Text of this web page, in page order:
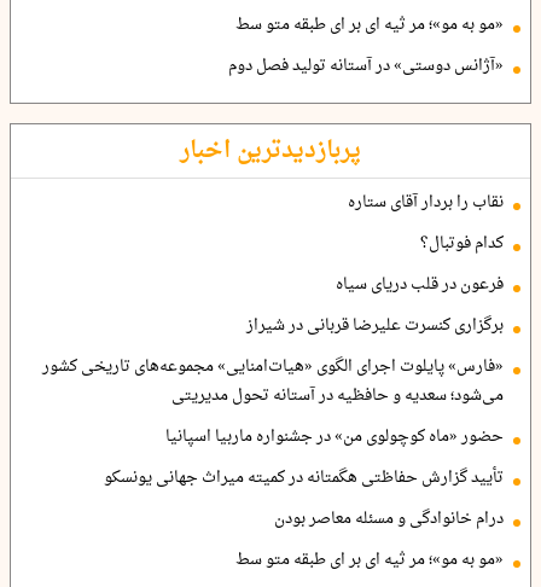
«مو به مو»؛ مر ثیه ای بر ای طبقه متو سط
«آژانس دوستی» در آستانه تولید فصل دوم
پربازدیدترین اخبار
نقاب را بردار آقای ستاره
کدام فوتبال؟
فرعون در قلب دریای سیاه
برگزاری کنسرت علیرضا قربانی در شیراز
«فارس» پایلوت اجرای الگوی «هیات‌امنایی» مجموعه‌های تاریخی کشور
می‌شود؛ سعدیه و حافظیه در آستانه تحول مدیریتی
حضور «ماه کوچولوی من» در جشنواره ماربیا اسپانیا
تأیید گزارش حفاظتی هگمتانه در کمیته میراث جهانی یونسکو
درام خانوادگی و مسئله معاصر بودن
«مو به مو»؛ مر ثیه ای بر ای طبقه متو سط